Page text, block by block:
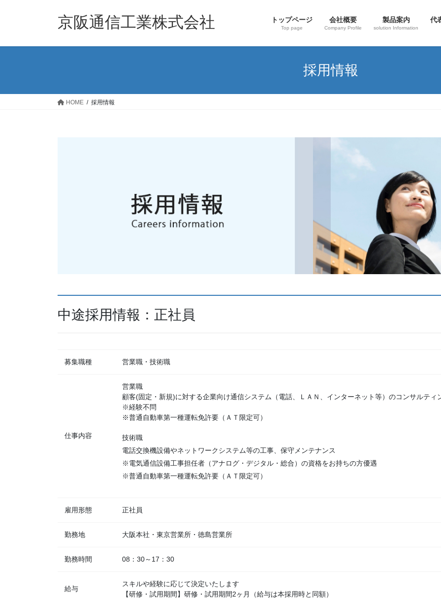
京阪通信工業株式会社 トップページ
Top page
会社概要
Company Profile
製品案内
solution Information
代
採用情報
HOME 採用情報
中途採用情報：正社員
募集職種 営業職・技術職
仕事内容
営業職
顧客(固定・新規)に対する企業向け通信システム（電話、ＬＡＮ、インターネット等）のコンサルティ
※経験不問
※普通自動車第一種運転免許要（ＡＴ限定可）
技術職
電話交換機設備やネットワークシステム等の工事、保守メンテナンス
※電気通信設備工事担任者（アナログ・デジタル・総合）の資格をお持ちの方優遇
※普通自動車第一種運転免許要（ＡＴ限定可）
雇用形態 正社員
勤務地 大阪本社・東京営業所・徳島営業所
勤務時間 08：30～17：30
給与
スキルや経験に応じて決定いたします
【研修・試用期間】研修・試用期間2ヶ月（給与は本採用時と同額）